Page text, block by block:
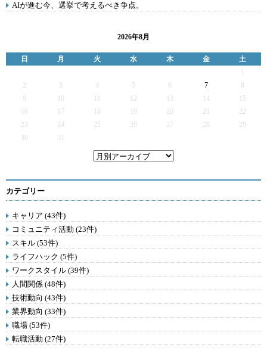
AIが進む今、選挙で考えるべき争点。
2026年8月
日 月 火 水 木 金
土
2
3 4 5 6 7
9
12 13 14
15
16
17 19 20 21
22
23
24 25 26 27 28
29
30
31
カテゴリー
キャリア (43件)
コミュニティ活動 (23件)
スキル (53件)
ライフハック (5件)
ワークスタイル (39件)
人間関係 (48件)
技術動向 (43件)
業界動向 (33件)
職場 (53件)
転職活動 (27件)